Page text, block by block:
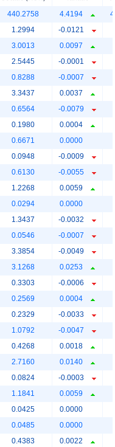
440.2758 4.4194
1.2994 -0.0121
3.0013 0.0097
2.5445 -0.0001
0.8288 -0.0007
3.3437 0.0037
0.6564 -0.0079
0.1980 0.0004
0.6671 0.0000
0.0948 -0.0009
0.6130 -0.0055
1.2268 0.0059
0.0294 0.0000
1.3437 -0.0032
0.0546 -0.0007
3.3854 -0.0049
3.1268 0.0253
0.3303 -0.0006
0.2569 0.0004
0.2329 -0.0033
1.0792 -0.0047
0.4268 0.0018
2.7160 0.0140
0.0824 -0.0003
1.1841 0.0059
0.0425 0.0000
0.0485 0.0000
0.4383 0.0022